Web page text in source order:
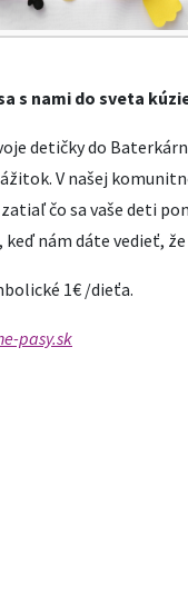
s nami do sveta
detičky do
V našej
zatiaľ čo sa vaše deti
keď nám dáte vedieť,
1€ /dieťa.
pasy.sk